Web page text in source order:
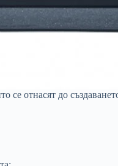
отнасят до